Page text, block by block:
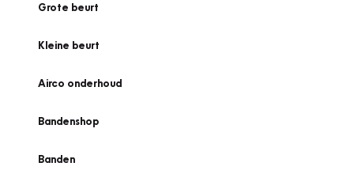
Grote beurt
Kleine beurt
Airco onderhoud
Bandenshop
Banden